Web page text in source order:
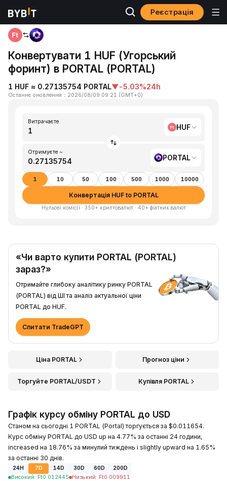
Реєстрація
Головна
Конвертувати 1 HUF (Угорський
форинт) в PORTAL (PORTAL)
1 HUF ≈ 0.27135754 PORTAL▼-5.03%24h
Останнє оновлення ： 2026/08/09 09:21 (GMT+0)
Витрачаєте
HUF
Отримуєте ~
PORTAL
1 10 50 100 500 1000 10000
Конвертація HUF to PORTAL
Нульові комісії · 350+ криптовалют · 40+ фіатних валют
«Чи варто купити PORTAL (PORTAL)
зараз?»
Отримайте глибоку аналітику ринку PORTAL
(PORTAL) від ШІ та аналіз актуальної ціни
PORTAL до HUF.
Спитати TradeGPT
Ціна PORTAL Прогноз ціни
Торгуйте PORTAL/USDT Купівля PORTAL
Графік курсу обміну PORTAL до USD
Станом на сьогодні 1 PORTAL (Portal) торгується за $0.011654.
Курс обміну PORTAL до USD up на 4.77% за останні 24 години,
increased на 18.76% за минулий тиждень і slightly upward на 1.65%
за останні 30 днів.
24H 7D 14D 30D 60D
200D
Високий: Ft0.012445 Низький: Ft0.009911